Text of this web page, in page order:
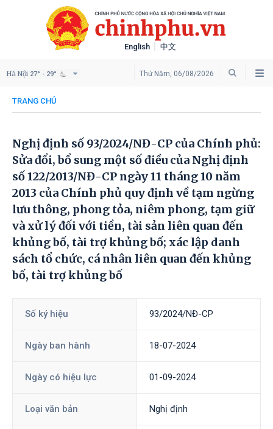
English 中文
Thứ Năm, 06/08/2026
Hà Nội 27° - 29°
TRANG CHỦ
Nghị định số 93/2024/NĐ-CP của Chính phủ:
Sửa đổi, bổ sung một số điều của Nghị định
số 122/2013/NĐ-CP ngày 11 tháng 10 năm
2013 của Chính phủ quy định về tạm ngừng
lưu thông, phong tỏa, niêm phong, tạm giữ
và xử lý đối với tiền, tài sản liên quan đến
khủng bố, tài trợ khủng bố; xác lập danh
sách tổ chức, cá nhân liên quan đến khủng
bố, tài trợ khủng bố
Số ký hiệu 93/2024/NĐ-CP
Ngày ban hành 18-07-2024
Ngày có hiệu lực 01-09-2024
Loại văn bản Nghị định